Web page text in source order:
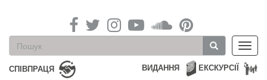
Пошукова
форма
Пошук
СПІВПРАЦЯ ЕКСКУРСІЇ
ВИДАННЯ